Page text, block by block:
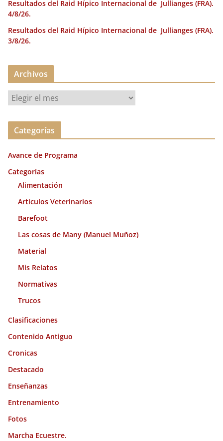
Resultados del Raid Hípico Internacional de Jullianges (FRA).
4/8/26.
Resultados del Raid Hípico Internacional de Jullianges (FRA).
3/8/26.
Archivos
c
v
o
Categorías
Avance de Programa
Categorías
Alimentación
Artículos Veterinarios
Barefoot
Las cosas de Many (Manuel Muñoz)
Material
Mis Relatos
Normativas
Trucos
Clasificaciones
Contenido Antiguo
Cronicas
Destacado
Enseñanzas
Entrenamiento
Fotos
Marcha Ecuestre.